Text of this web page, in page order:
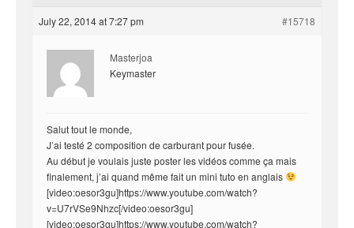
July 22, 2014 at 7:27 pm #15718
Masterjoa
Keymaster
Salut tout le monde,
J’ai testé 2 composition de carburant pour fusée.
Au début je voulais juste poster les vidéos comme ça mais
finalement, j’ai quand même fait un mini tuto en anglais
[video:oesor3gu]https://www.youtube.com/watch?
v=U7rVSe9Nhzc[/video:oesor3gu]
[video:oesor3gu]https://www.youtube.com/watch?